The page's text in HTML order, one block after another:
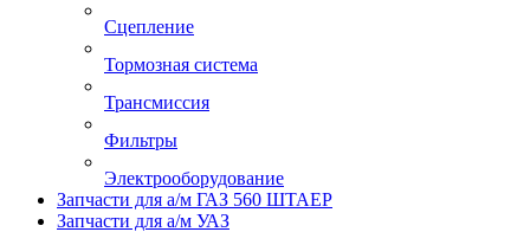
Сцепление
Тормозная система
Трансмиссия
Фильтры
Электрооборудование
Запчасти для а/м ГАЗ 560 ШТАЕР
Запчасти для а/м УАЗ